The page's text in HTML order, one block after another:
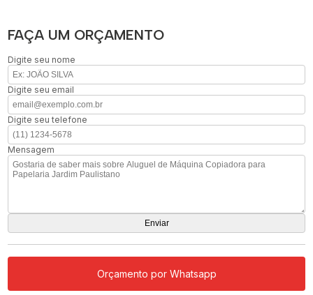
FAÇA UM ORÇAMENTO
Digite seu nome
Digite seu email
Digite seu telefone
Mensagem
Orçamento por Whatsapp